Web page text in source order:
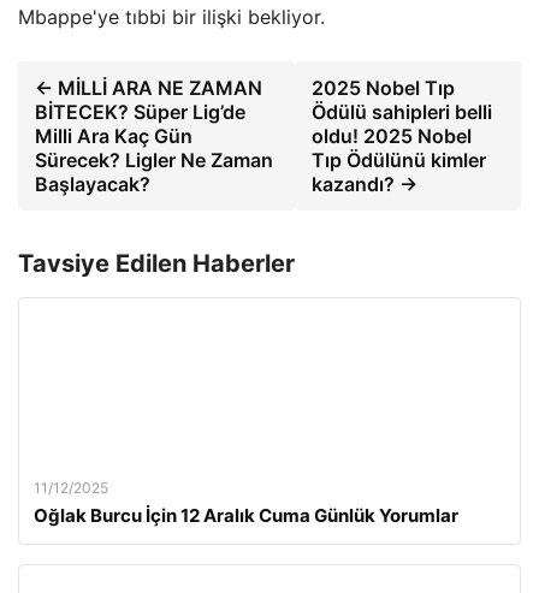
Mbappe'ye tıbbi bir ilişki bekliyor.
← MİLLİ ARA NE ZAMAN
BİTECEK? Süper Lig’de
Milli Ara Kaç Gün
Sürecek? Ligler Ne Zaman
Başlayacak?
2025 Nobel Tıp
Ödülü sahipleri belli
oldu! 2025 Nobel
Tıp Ödülünü kimler
kazandı? →
Tavsiye Edilen Haberler
11/12/2025
Oğlak Burcu İçin 12 Aralık Cuma Günlük Yorumlar